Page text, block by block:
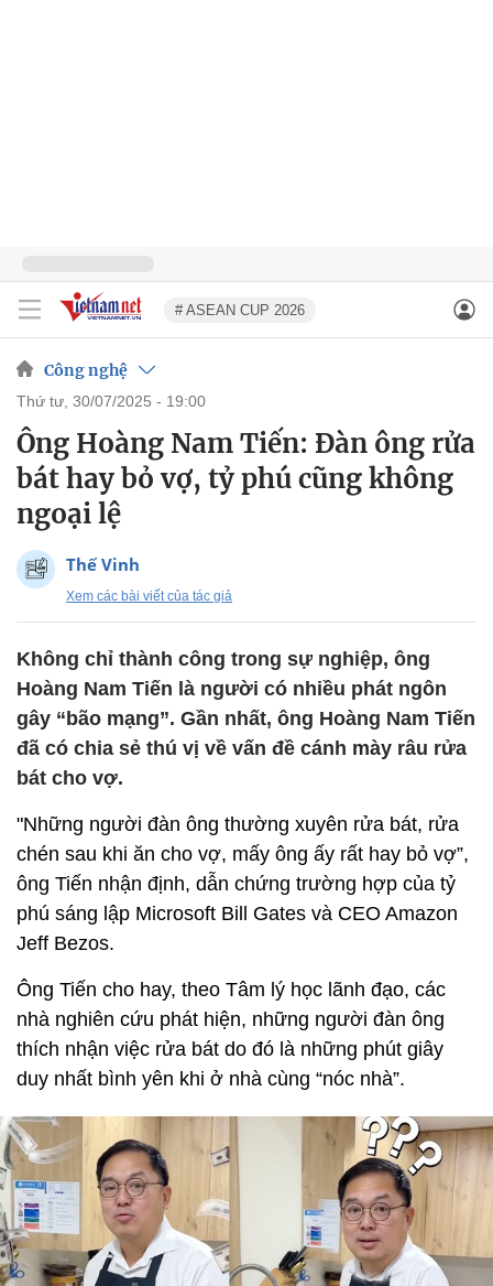
# ASEAN CUP 2026
Công nghệ
thứ tư, 30/07/2025 - 19:00
Ông Hoàng Nam Tiến: Đàn ông rửa
bát hay bỏ vợ, tỷ phú cũng không
ngoại lệ
Thế Vinh
Xem các bài viết của tác giả
Không chỉ thành công trong sự nghiệp, ông
Hoàng Nam Tiến là người có nhiều phát ngôn
gây “bão mạng”. Gần nhất, ông Hoàng Nam Tiến
đã có chia sẻ thú vị về vấn đề cánh mày râu rửa
bát cho vợ.
"Những người đàn ông thường xuyên rửa bát, rửa
chén sau khi ăn cho vợ, mấy ông ấy rất hay bỏ vợ”,
ông Tiến nhận định, dẫn chứng trường hợp của tỷ
phú sáng lập Microsoft Bill Gates và CEO Amazon
Jeff Bezos.
Ông Tiến cho hay, theo Tâm lý học lãnh đạo, các
nhà nghiên cứu phát hiện, những người đàn ông
thích nhận việc rửa bát do đó là những phút giây
duy nhất bình yên khi ở nhà cùng “nóc nhà”.